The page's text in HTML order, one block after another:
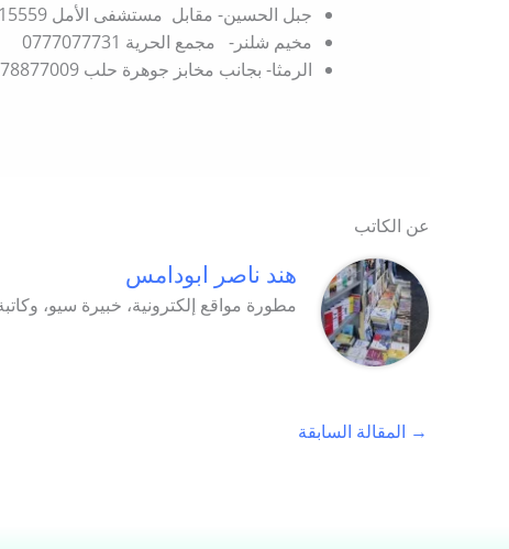
جبل الحسين- مقابل مستشفى الأمل 0775515559
مخيم شلنر- مجمع الحرية 0777077731
الرمثا- بجانب مخابز جوهرة حلب 0778877009
عن الكاتب
هند ناصر ابودامس
مطورة مواقع إلكترونية، خبيرة سيو،
→ المقالة السابقة